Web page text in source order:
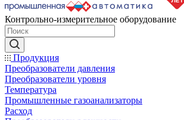
Контрольно-измерительное оборудование
Продукция
Преобразователи давления
Преобразователи уровня
Температура
Промышленные газоанализаторы
Расход